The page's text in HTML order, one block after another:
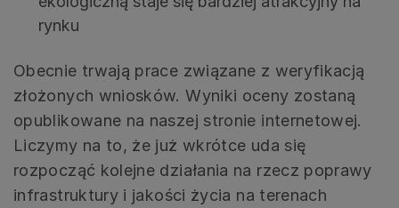
rynku
Obecnie trwają prace związane z weryfikacją
złożonych wniosków. Wyniki oceny zostaną
opublikowane na naszej stronie internetowej.
Liczymy na to, że już wkrótce uda się
rozpocząć kolejne działania na rzecz poprawy
infrastruktury i jakości życia na terenach